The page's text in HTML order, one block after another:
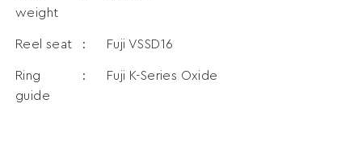
weight
Reel seat : Fuji VSSD16
Ring
guide
: Fuji K-Series Oxide